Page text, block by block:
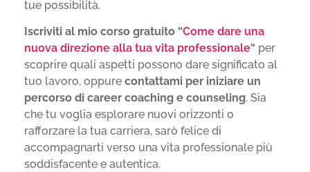
tue possibilità.
Iscriviti al mio corso gratuito “Come dare una
nuova direzione alla tua vita professionale“ per
scoprire quali aspetti possono dare significato al
tuo lavoro, oppure contattami per iniziare un
percorso di career coaching e counseling. Sia
che tu voglia esplorare nuovi orizzonti o
rafforzare la tua carriera, sarò felice di
accompagnarti verso una vita professionale più
soddisfacente e autentica.